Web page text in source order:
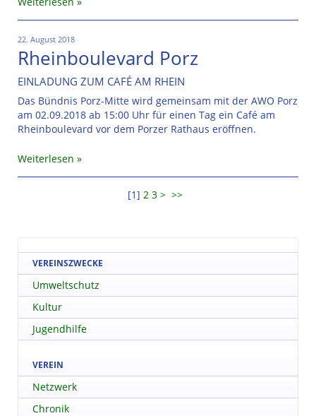
22. August 2018
Rheinboulevard Porz
EINLADUNG ZUM CAFÉ AM RHEIN
Das Bündnis Porz-Mitte wird gemeinsam mit der AWO Porz
am 02.09.2018 ab 15:00 Uhr für einen Tag ein Café am
Rheinboulevard vor dem Porzer Rathaus eröffnen.
Weiterlesen
[1] 2 3 > >>
VEREINSZWECKE
Umweltschutz
Kultur
Jugendhilfe
VEREIN
Netzwerk
Chronik